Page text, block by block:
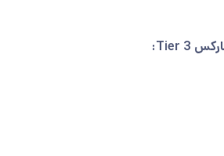
Tier 3
: